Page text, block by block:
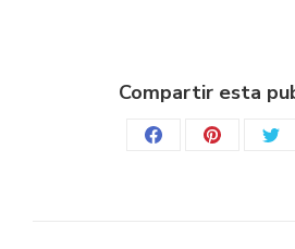
Compartir esta
Share
Share